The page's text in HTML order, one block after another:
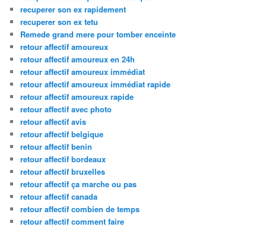
recuperer son ex rapidement
recuperer son ex tetu
Remede grand mere pour tomber enceinte
retour affectif amoureux
retour affectif amoureux en 24h
retour affectif amoureux immédiat
retour affectif amoureux immédiat rapide
retour affectif amoureux rapide
retour affectif avec photo
retour affectif avis
retour affectif belgique
retour affectif benin
retour affectif bordeaux
retour affectif bruxelles
retour affectif ça marche ou pas
retour affectif canada
retour affectif combien de temps
retour affectif comment faire